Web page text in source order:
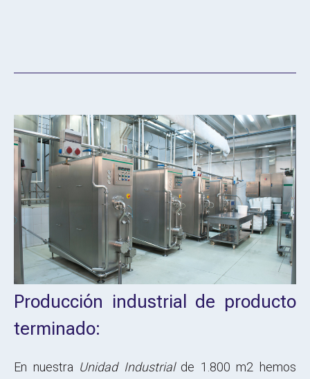
Producción industrial de producto
terminado:
En nuestra Unidad Industrialde 1.800 m2 hemos